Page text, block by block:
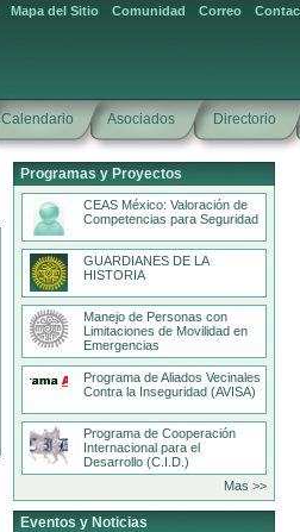
Correo
Comunidad
Mapa del Sitio
Calendario Asociados Directorio
Programas y Proyectos
CEAS México: Valoración de
Competencias para Seguridad
GUARDIANES DE LA
HISTORIA
Manejo de Personas con
Limitaciones de Movilidad en
Emergencias
Programa de Aliados Vecinales
Contra la Inseguridad (AVISA)
Programa de Cooperación
Internacional para el
Desarrollo (C.I.D.)
Mas >>
Eventos y Noticias